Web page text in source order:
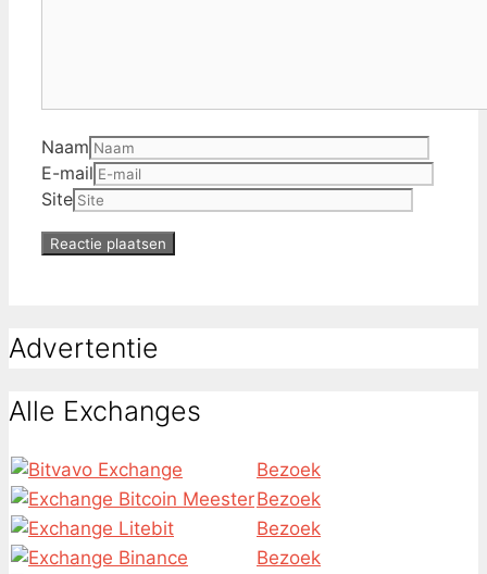
Naam
E-mail
Site
Advertentie
Alle Exchanges
Bezoek
Bezoek
Bezoek
Bezoek